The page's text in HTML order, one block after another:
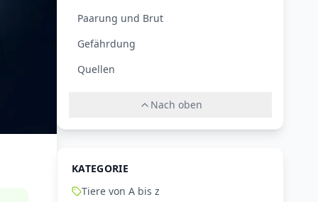
Paarung und Brut
Gefährdung
Quellen
Nach oben
KATEGORIE
Tiere von A bis z